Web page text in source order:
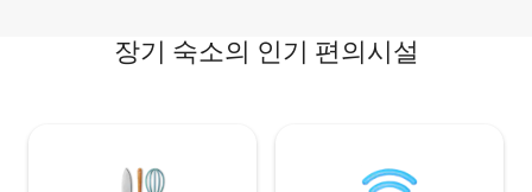
장기 숙소의 인기 편의시설